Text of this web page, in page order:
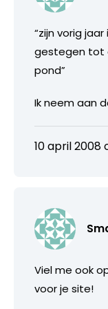
“zijn vorig
gestegen tot
pond”
Ik neem aan
10 april 2008
Viel me ook
voor je site!